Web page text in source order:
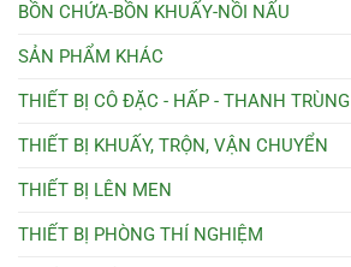
BỒN CHỨA-BỒN KHUẤY-NỒI NẤU
SẢN PHẨM KHÁC
THIẾT BỊ CÔ ĐẶC - HẤP - THANH TRÙNG
THIẾT BỊ KHUẤY, TRỘN, VẬN CHUYỂN
THIẾT BỊ LÊN MEN
THIẾT BỊ PHÒNG THÍ NGHIỆM